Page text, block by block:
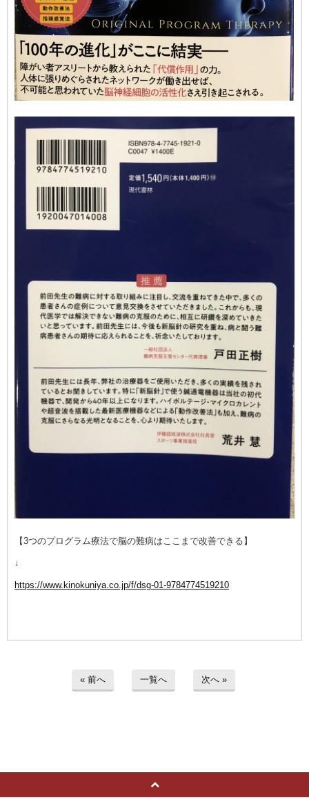
【3つのプログラム療法で脳の難病はここまで改善できる】
↓
https://www.kinokuniya.co.jp/f/dsg-01-9784774519210
« 前へ 一覧へ 次へ »